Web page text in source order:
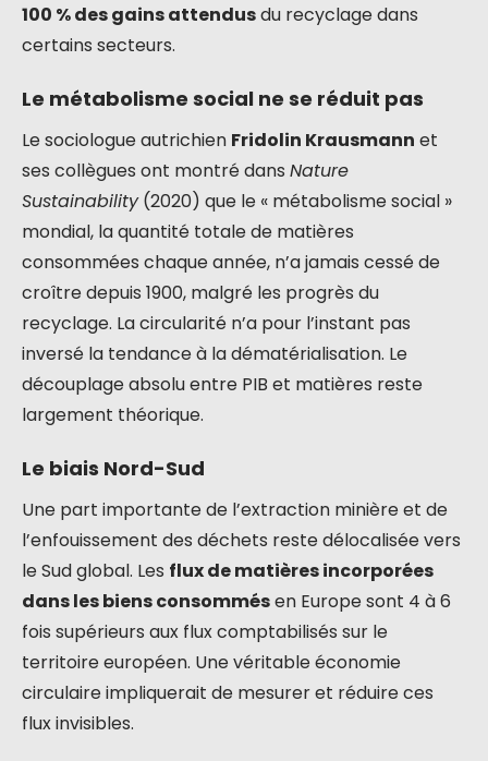
100 % des gains attendusdu recyclage dans
certains secteurs.
Le métabolisme social ne se réduit pas
Le sociologue autrichien Fridolin Krausmann et
ses collègues ont montré dans Nature
Sustainability(2020) que le « métabolisme social »
mondial, la quantité totale de matières
consommées chaque année, n’a jamais cessé de
croître depuis 1900, malgré les progrès du
recyclage. La circularité n’a pour l’instant pas
inversé la tendance à la dématérialisation. Le
découplage absolu entre PIB et matières reste
largement théorique.
Le biais Nord-Sud
Une part importante de l’extraction minière et de
l’enfouissement des déchets reste délocalisée vers
le Sud global. Les flux de matières incorporées
dans les biens consommésen Europe sont 4 à 6
fois supérieurs aux flux comptabilisés sur le
territoire européen. Une véritable économie
circulaire impliquerait de mesurer et réduire ces
flux invisibles.